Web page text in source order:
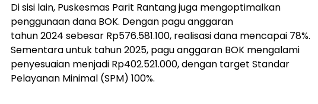
Di sisi lain, Puskesmas Parit Rantang juga mengoptimalkan
penggunaan dana BOK. Dengan pagu anggaran
tahun 2024 sebesar Rp576.581.100, realisasi dana mencapai 78%.
Sementara untuk tahun 2025, pagu anggaran BOK mengalami
penyesuaian menjadi Rp402.521.000, dengan target Standar
Pelayanan Minimal (SPM) 100%.